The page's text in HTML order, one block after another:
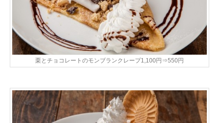
栗とチョコレートのモンブランクレープ1,100円⇒550円